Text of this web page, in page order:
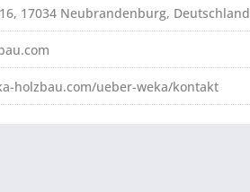
17034 Neubrandenburg, Deutschland
holzbau.com/ueber-weka/kontakt